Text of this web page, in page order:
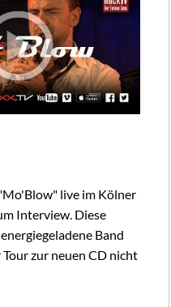
live im Kölner
Interview. Diese
Band
zur neuen CD nicht